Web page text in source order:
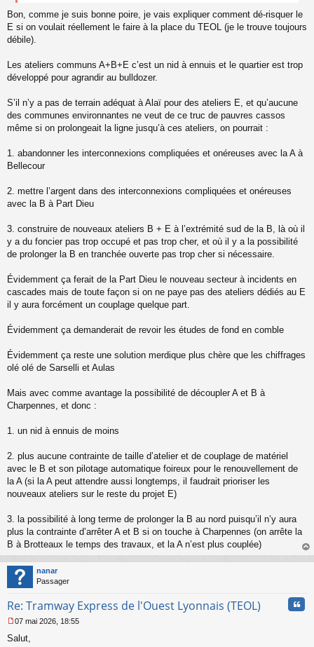
Bon, comme je suis bonne poire, je vais expliquer comment dé-risquer le
E si on voulait réellement le faire à la place du TEOL (je le trouve toujours
débile).
Les ateliers communs A+B+E c’est un nid à ennuis et le quartier est trop
développé pour agrandir au bulldozer.
S’il n’y a pas de terrain adéquat à Alaï pour des ateliers E, et qu’aucune
des communes environnantes ne veut de ce truc de pauvres cassos
même si on prolongeait la ligne jusqu’à ces ateliers, on pourrait :
1. abandonner les interconnexions compliquées et onéreuses avec la A à
Bellecour
2. mettre l’argent dans des interconnexions compliquées et onéreuses
avec la B à Part Dieu
3. construire de nouveaux ateliers B + E à l’extrémité sud de la B, là où il
y a du foncier pas trop occupé et pas trop cher, et où il y a la possibilité
de prolonger la B en tranchée ouverte pas trop cher si nécessaire.
Évidemment ça ferait de la Part Dieu le nouveau secteur à incidents en
cascades mais de toute façon si on ne paye pas des ateliers dédiés au E
il y aura forcément un couplage quelque part.
Évidemment ça demanderait de revoir les études de fond en comble
Évidemment ça reste une solution merdique plus chère que les chiffrages
olé olé de Sarselli et Aulas
Mais avec comme avantage la possibilité de découpler A et B à
Charpennes, et donc :
1. un nid à ennuis de moins
2. plus aucune contrainte de taille d’atelier et de couplage de matériel
avec le B et son pilotage automatique foireux pour le renouvellement de
la A (si la A peut attendre aussi longtemps, il faudrait prioriser les
nouveaux ateliers sur le reste du projet E)
3. la possibilité à long terme de prolonger la B au nord puisqu’il n’y aura
plus la contrainte d’arrêter A et B si on touche à Charpennes (on arrête la
B à Brotteaux le temps des travaux, et la A n’est plus couplée)
au
nanar
Passager
Re: Tramway Express de l'Ouest Lyonnais (TEOL)
e
07 mai 2026, 18:55
Salut,